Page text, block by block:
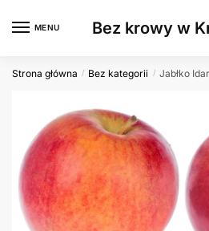
MENU Bez krowy w
Strona główna / Bez kategorii / Jabłko